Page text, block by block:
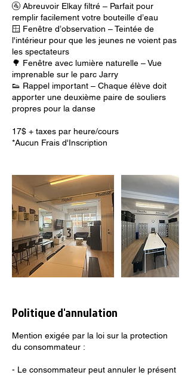
🚰 Abreuvoir Elkay filtré – Parfait pour
remplir facilement votre bouteille d’eau
🪟 Fenêtre d’observation – Teintée de
l'intérieur pour que les jeunes ne voient pas
les spectateurs
🌳 Fenêtre avec lumière naturelle – Vue
imprenable sur le parc Jarry
👟 Rappel important – Chaque élève doit
apporter une deuxième paire de souliers
propres pour la danse
17$ + taxes par heure/cours
*Aucun Frais d'Inscription
Politique d'annulation
Mention exigée par la loi sur la protection
du consommateur :
- Le consommateur peut annuler le présent